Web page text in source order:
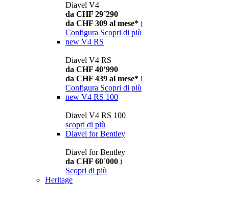
Diavel V4
da CHF 29´290
da CHF 309 al mese* i
Configura Scopri di più
new V4 RS
Diavel V4 RS
da CHF 40’990
da CHF 439 al mese* i
Configura Scopri di più
new V4 RS 100
Diavel V4 RS 100
scopri di più
Diavel for Bentley
Diavel for Bentley
da CHF 60´000 i
Scopri di più
Heritage